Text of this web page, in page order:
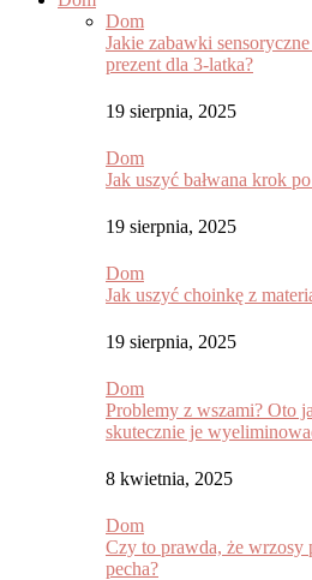
Dom
Jakie zabawki
prezent dla 3-latka?
19 sierpnia, 2025
Dom
Jak uszyć bałwana krok
19 sierpnia, 2025
Dom
Jak uszyć choinkę z
19 sierpnia, 2025
Dom
Problemy z wszami? Oto
skutecznie je
8 kwietnia, 2025
Dom
Czy to prawda, że wrzosy
pecha?